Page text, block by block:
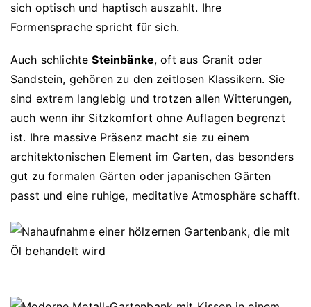
sich optisch und haptisch auszahlt. Ihre
Formensprache spricht für sich.
Auch schlichteSteinbänke, oft aus Granit oder
Sandstein, gehören zu den zeitlosen Klassikern. Sie
sind extrem langlebig und trotzen allen Witterungen,
auch wenn ihr Sitzkomfort ohne Auflagen begrenzt
ist. Ihre massive Präsenz macht sie zu einem
architektonischen Element im Garten, das besonders
gut zu formalen Gärten oder japanischen Gärten
passt und eine ruhige, meditative Atmosphäre schafft.